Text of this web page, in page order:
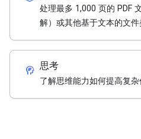
处理最多 1,000 页的 PDF
解）或其他基于文本的文件
cognition_2 思考
了解思维能力如何提高复杂